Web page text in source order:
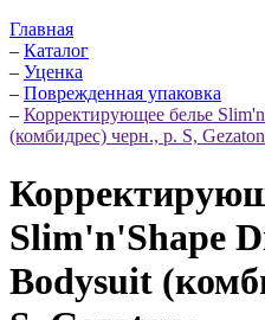
Главная
– Каталог
– Уценка
– Поврежденная упаковка
– Корректирующее белье
(комбидрес) черн., р. S,
Slim'n'Shape
Bodysuit